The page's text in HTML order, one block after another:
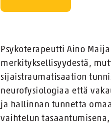
Psykoterapeutti Aino
merkityksellisyydestä,
sijaistraumatisaation
neurofysiologiaa että
ja hallinnan tunnetta
vaihtelun